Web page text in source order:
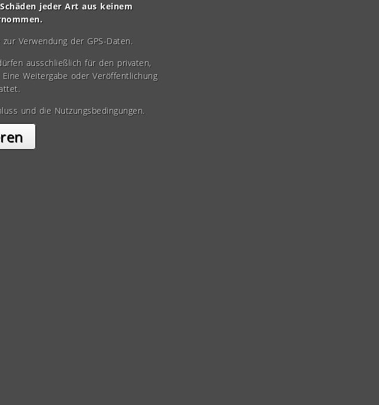
jeder Art aus keinem
Verwendung der GPS-Daten.
ausschließlich für den privaten,
Weitergabe oder Veröffentlichung
und die Nutzungsbedingungen.